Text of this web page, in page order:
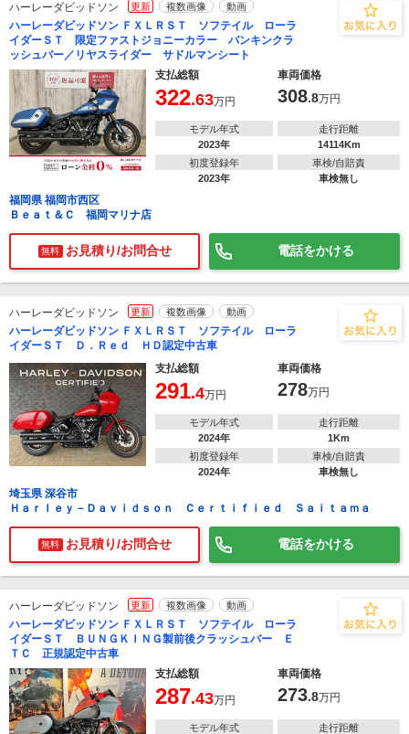
ハーレーダビッドソン 更新 複数画像 動画
ハーレーダビッドソン ＦＸＬＲＳＴ ソフテイル ローラ
イダーＳＴ 限定ファストジョニーカラー バンキンクラ
ッシュバー／リヤスライダー サドルマンシート
支払総額
車両価格
322.63万円 308.8万円
モデル年式
2023年
走行距離
14114Km
初度登録年
2023年
車検/自賠責
車検無し
福岡県 福岡市西区
Ｂｅａｔ＆Ｃ 福岡マリナ店
無料 お見積り/お問合せ 電話をかける
ハーレーダビッドソン 更新 複数画像 動画
ハーレーダビッドソン ＦＸＬＲＳＴ ソフテイル ローラ
イダーＳＴ Ｄ．Ｒｅｄ ＨＤ認定中古車
支払総額
車両価格
291.4万円 278万円
モデル年式
2024年
走行距離
1Km
初度登録年
2024年
車検/自賠責
車検無し
埼玉県 深谷市
Ｈａｒｌｅｙ－Ｄａｖｉｄｓｏｎ Ｃｅｒｔｉｆｉｅｄ Ｓａｉｔａｍａ
無料 お見積り/お問合せ 電話をかける
ハーレーダビッドソン 更新 複数画像 動画
ハーレーダビッドソン ＦＸＬＲＳＴ ソフテイル ローラ
イダーＳＴ ＢＵＮＧＫＩＮＧ製前後クラッシュバー Ｅ
ＴＣ 正規認定中古車
支払総額
車両価格
287.43万円 273.8万円
モデル年式
走行距離